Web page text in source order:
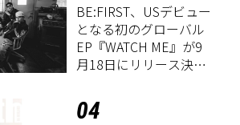
BE:FIRST、USデビュー
となる初のグローバル
EP『WATCH ME』が9
月18日にリリース決
04